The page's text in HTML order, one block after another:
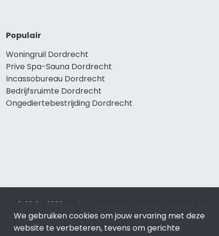
Populair
Woningruil Dordrecht
Prive Spa-Sauna Dordrecht
Incassobureau Dordrecht
Bedrijfsruimte Dordrecht
Ongediertebestrijding Dordrecht
© 2019 - 2026 Realisatie en SEO door SEO-bureau
Lion
Internet. Betaal alleen voor bewezen resultaten?SEO
optimalisatie No Cure No Pay.Dordrechtis onderdeel van
We gebruiken cookies om jouw ervaring met deze
website te verbeteren, tevens om gerichte